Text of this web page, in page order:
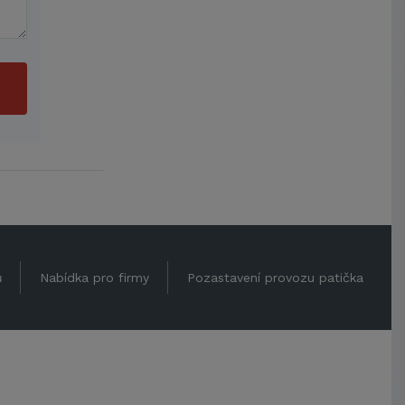
Nabídka pro firmy Pozastavení provozu patička